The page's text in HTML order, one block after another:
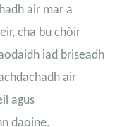
air mar a
cha bu chòir
iad briseadh
air
agus
daoine.